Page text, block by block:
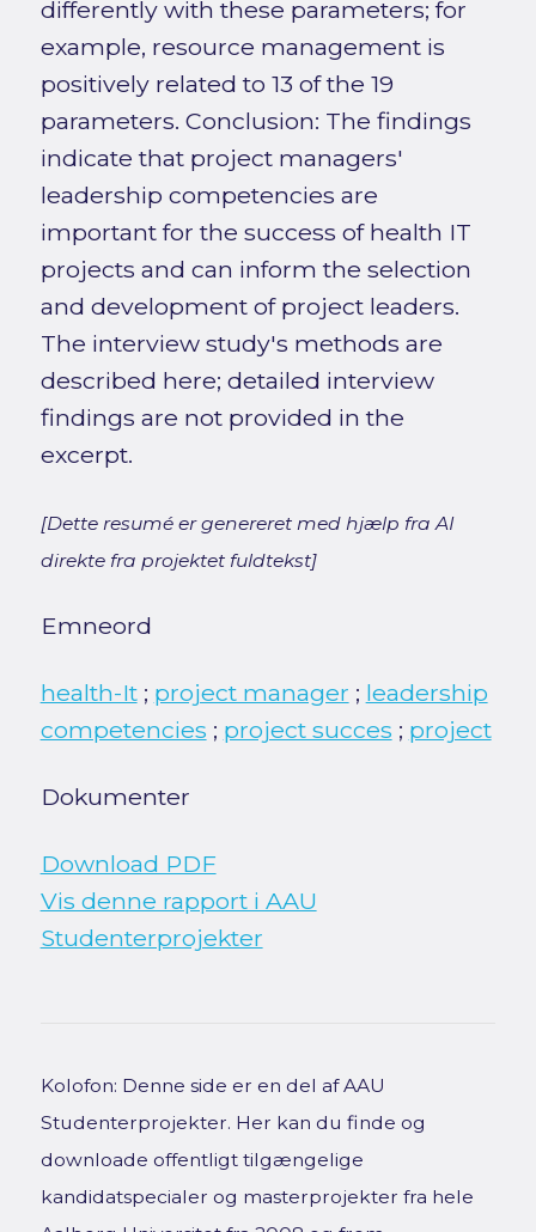
differently with these parameters; for
example, resource management is
positively related to 13 of the 19
parameters. Conclusion: The findings
indicate that project managers'
leadership competencies are
important for the success of health IT
projects and can inform the selection
and development of project leaders.
The interview study's methods are
described here; detailed interview
findings are not provided in the
excerpt.
[Dette resumé er genereret med hjælp fra AI
direkte fra projektet fuldtekst]
Emneord
health-It; project manager ; leadership
competencies ; project succes ; project
Dokumenter
Download PDF
Vis denne rapport i AAU
Studenterprojekter
Kolofon: Denne side er en del af AAU
Studenterprojekter. Her kan du finde og
downloade offentligt tilgængelige
kandidatspecialer og masterprojekter fra hele